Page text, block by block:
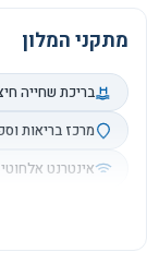
מתקני המלון
בריכת שחייה
מרכז בריאות
אינטרנט